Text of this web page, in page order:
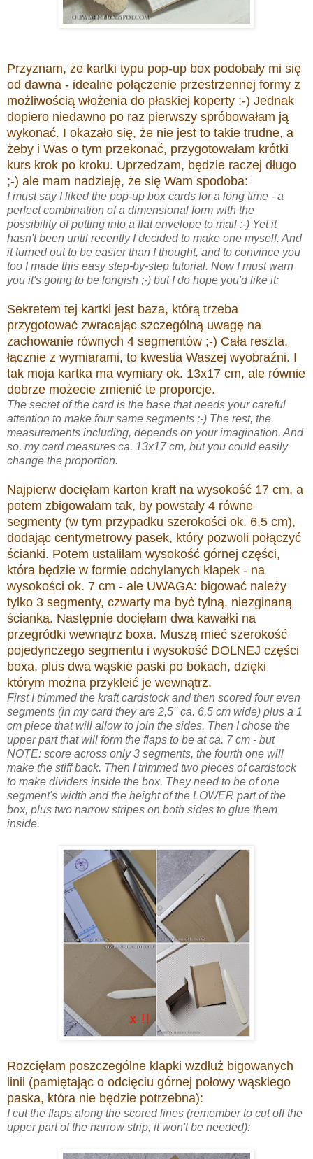
Przyznam, że kartki typu pop-up box podobały mi się
od dawna - idealne połączenie przestrzennej formy z
możliwością włożenia do płaskiej koperty :-) Jednak
dopiero niedawno po raz pierwszy spróbowałam ją
wykonać. I okazało się, że nie jest to takie trudne, a
żeby i Was o tym przekonać, przygotowałam krótki
kurs krok po kroku. Uprzedzam, będzie raczej długo
;-) ale mam nadzieję, że się Wam spodoba:
I must say I liked the pop-up box cards for a long time - a
perfect combination of a dimensional form with the
possibility of putting into a flat envelope to mail :-) Yet it
hasn't been until recently I decided to make one myself. And
it turned out to be easier than I thought, and to convince you
too I made this easy step-by-step tutorial. Now I must warn
you it's going to be longish ;-) but I do hope you'd like it:
Sekretem tej kartki jest baza, którą trzeba
przygotować zwracając szczególną uwagę na
zachowanie równych 4 segmentów ;-) Cała reszta,
łącznie z wymiarami, to kwestia Waszej wyobraźni. I
tak moja kartka ma wymiary ok. 13x17 cm, ale równie
dobrze możecie zmienić te proporcje.
The secret of the card is the base that needs your careful
attention to make four same segments ;-) The rest, the
measurements including, depends on your imagination. And
so, my card measures ca. 13x17 cm, but you could easily
change the proportion.
Najpierw docięłam karton kraft na wysokość 17 cm, a
potem zbigowałam tak, by powstały 4 równe
segmenty (w tym przypadku szerokości ok. 6,5 cm),
dodając centymetrowy pasek, który pozwoli połączyć
ścianki. Potem ustaliłam wysokość górnej części,
która będzie w formie odchylanych klapek - na
wysokości ok. 7 cm - ale UWAGA: bigować należy
tylko 3 segmenty, czwarty ma być tylną, niezginaną
ścianką. Następnie docięłam dwa kawałki na
przegródki wewnątrz boxa. Muszą mieć szerokość
pojedynczego segmentu i wysokość DOLNEJ części
boxa, plus dwa wąskie paski po bokach, dzięki
którym można przykleić je wewnątrz.
First I trimmed the kraft cardstock and then scored four even
segments (in my card they are 2,5'' ca. 6,5 cm wide) plus a 1
cm piece that will allow to join the sides. Then I chose the
upper part that will form the flaps to be at ca. 7 cm - but
NOTE: score across only 3 segments, the fourth one will
make the stiff back. Then I trimmed two pieces of cardstock
to make dividers inside the box. They need to be of one
segment's width and the height of the LOWER part of the
box, plus two narrow stripes on both sides to glue them
inside.
Rozcięłam poszczególne klapki wzdłuż bigowanych
linii (pamiętając o odcięciu górnej połowy wąskiego
paska, która nie będzie potrzebna):
I cut the flaps along the scored lines (remember to cut off the
upper part of the narrow strip, it won't be needed):